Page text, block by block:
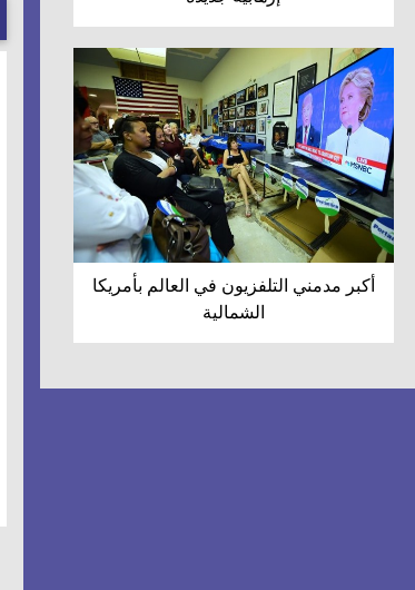
أكبر مدمني التلفزيون في العالم بأمريكا
الشمالية